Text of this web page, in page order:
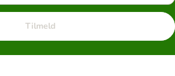
Tilmeld